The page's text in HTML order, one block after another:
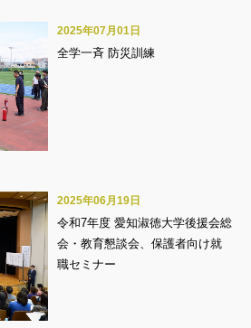
全学一斉 防災訓練
2025年07月01日
令和7年度 愛知淑徳⼤学後援会総
会・教育懇談会、保護者向け就
職セミナー
2025年06月19日